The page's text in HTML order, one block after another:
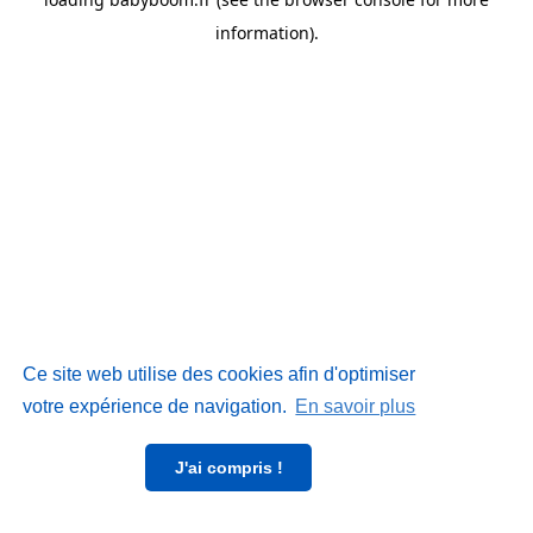
Ce site web utilise des cookies afin d'optimiser
votre expérience de navigation. En savoir plus
J'ai compris !
information).